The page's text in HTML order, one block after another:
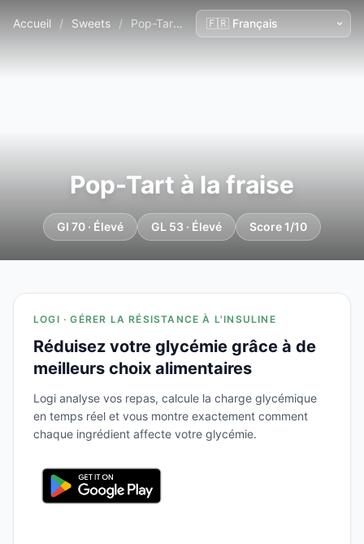
Accueil / Sweets / Pop-Tart à la fraise
Pop-Tart à la fraise
GI 70 · Élevé GL 53 · Élevé Score 1/10
LOGI · GÉRER LA RÉSISTANCE À L'INSULINE
Réduisez votre glycémie grâce à de
meilleurs choix alimentaires
Logi analyse vos repas, calcule la charge glycémique
en temps réel et vous montre exactement comment
chaque ingrédient affecte votre glycémie.